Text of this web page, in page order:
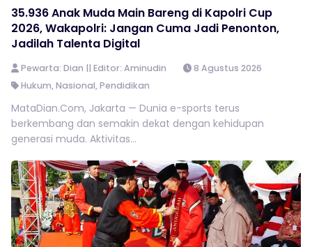
35.936 Anak Muda Main Bareng di Kapolri Cup
2026, Wakapolri: Jangan Cuma Jadi Penonton,
Jadilah Talenta Digital
Pewarta: Dian || Editor: Aminudin
8 Agustus 2026
Hukum, Nasional, Pendidikan
MataDian.Com, Jakarta — Dunia e-sports terus
berkembang dan semakin dekat dengan kehidupan
generasi muda. Aktivitas...